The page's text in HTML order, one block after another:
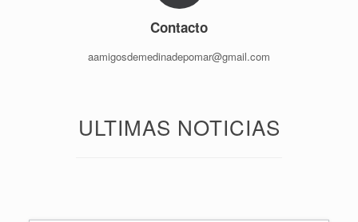
Contacto
aamigosdemedinadepomar@gmail.com
ULTIMAS NOTICIAS